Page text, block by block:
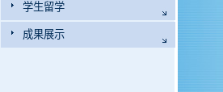
学生留学
成果展示